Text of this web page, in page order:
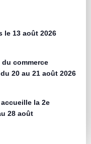
le 13 août 2026
commerce
20 au 21 août 2026
la 2e
28 août